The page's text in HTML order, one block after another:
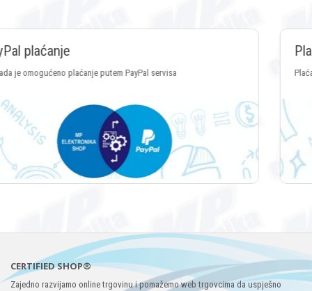
Plaćanje Crypto valutama
Plaćanje putem svih vrsta Crypto valuta
CERTIFIED SHOP®
Zajedno razvijamo online trgovinu i pomažemo web trgovcima da uspješno